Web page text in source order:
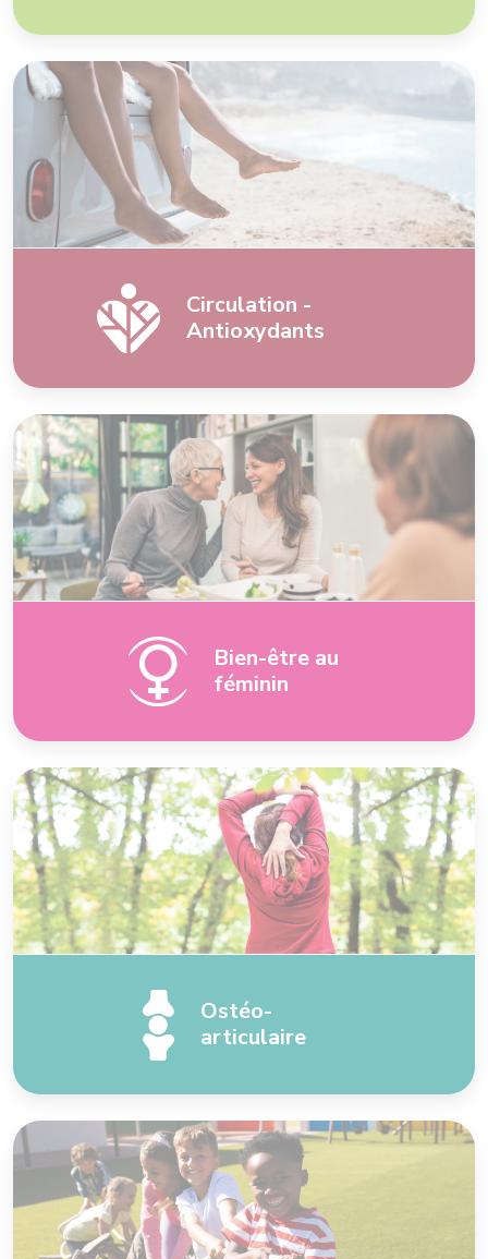
Circulation -
Antioxydants
Bien-être au
féminin
Ostéo-
articulaire